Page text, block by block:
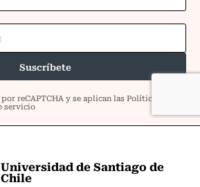
Universidad de Santiago de
Chile